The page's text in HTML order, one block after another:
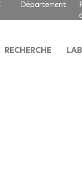
Département
RECHERCHE